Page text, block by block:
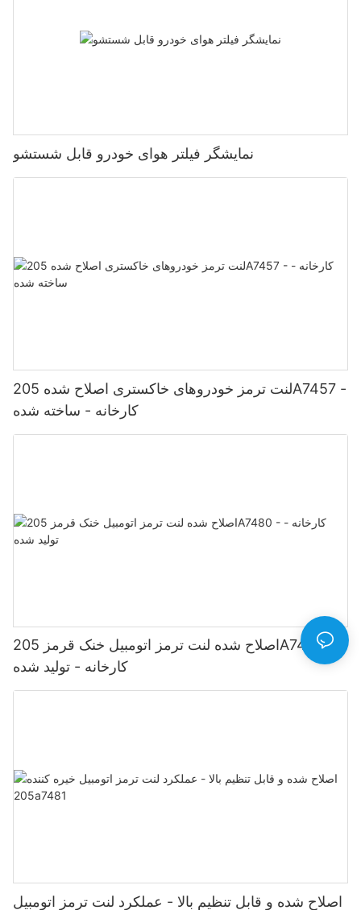
نمایشگر فیلتر هوای خودرو قابل شستشو
لنت ترمز خودروهای خاکستری اصلاح شده 205A7457 -
کارخانه - ساخته شده
اصلاح شده لنت ترمز اتومبیل خنک قرمز 205A7480 -
کارخانه - تولید شده
اصلاح شده و قابل تنظیم بالا - عملکرد لنت ترمز اتومبیل